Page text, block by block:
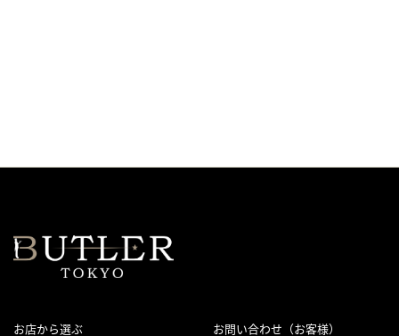
お店から選ぶ お問い合わせ（お客様）